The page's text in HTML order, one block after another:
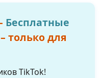
Бесплатные
– только для
TikTok!